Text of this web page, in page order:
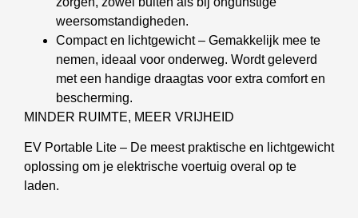
weersomstandigheden.
Compact en lichtgewicht – Gemakkelijk mee te
nemen, ideaal voor onderweg. Wordt geleverd
met een handige draagtas voor extra comfort en
bescherming.
MINDER RUIMTE, MEER VRIJHEID
EV Portable Lite – De meest praktische en lichtgewicht
oplossing om je elektrische voertuig overal op te
laden.